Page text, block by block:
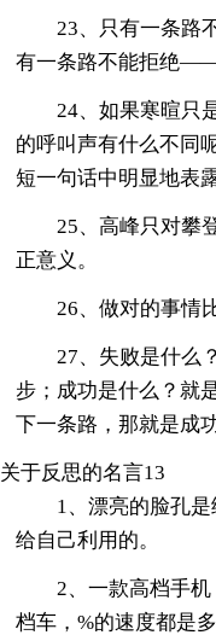
23、只有一条路
有一条路不能拒绝——
24、如果寒暄只
的呼叫声有什么不同
短一句话中明显地表
25、高峰只对攀
正意义。
26、做对的事情
27、失败是什么
步；成功是什么？就
下一条路，那就是成
关于反思的名言13
1、漂亮的脸孔
给自己利用的。
2、一款高档手
档车，%的速度都是多